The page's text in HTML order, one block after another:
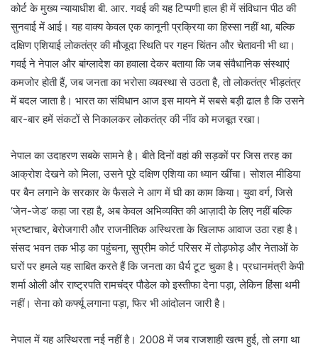
कोर्ट के मुख्य न्यायाधीश बी. आर. गवई की यह टिप्पणी हाल ही में संविधान पीठ की
सुनवाई में आई। यह वाक्य केवल एक कानूनी प्रक्रिया का हिस्सा नहीं था, बल्कि
दक्षिण एशियाई लोकतंत्र की मौजूदा स्थिति पर गहन चिंतन और चेतावनी भी था।
गवई ने नेपाल और बांग्लादेश का हवाला देकर बताया कि जब संवैधानिक संस्थाएं
कमजोर होती हैं, जब जनता का भरोसा व्यवस्था से उठता है, तो लोकतंत्र भीड़तंत्र
में बदल जाता है। भारत का संविधान आज इस मायने में सबसे बड़ी ढाल है कि उसने
बार-बार हमें संकटों से निकालकर लोकतंत्र की नींव को मजबूत रखा।
नेपाल का उदाहरण सबके सामने है। बीते दिनों वहां की सड़कों पर जिस तरह का
आक्रोश देखने को मिला, उसने पूरे दक्षिण एशिया का ध्यान खींचा। सोशल मीडिया
पर बैन लगाने के सरकार के फैसले ने आग में घी का काम किया। युवा वर्ग, जिसे
‘जेन-जेड’ कहा जा रहा है, अब केवल अभिव्यक्ति की आज़ादी के लिए नहीं बल्कि
भ्रष्टाचार, बेरोजगारी और राजनीतिक अस्थिरता के खिलाफ आवाज उठा रहा है।
संसद भवन तक भीड़ का पहुंचना, सुप्रीम कोर्ट परिसर में तोड़फोड़ और नेताओं के
घरों पर हमले यह साबित करते हैं कि जनता का धैर्य टूट चुका है। प्रधानमंत्री केपी
शर्मा ओली और राष्ट्रपति रामचंद्र पौडेल को इस्तीफा देना पड़ा, लेकिन हिंसा थमी
नहीं। सेना को कर्फ्यू लगाना पड़ा, फिर भी आंदोलन जारी है।
नेपाल में यह अस्थिरता नई नहीं है। 2008 में जब राजशाही खत्म हुई, तो लगा था